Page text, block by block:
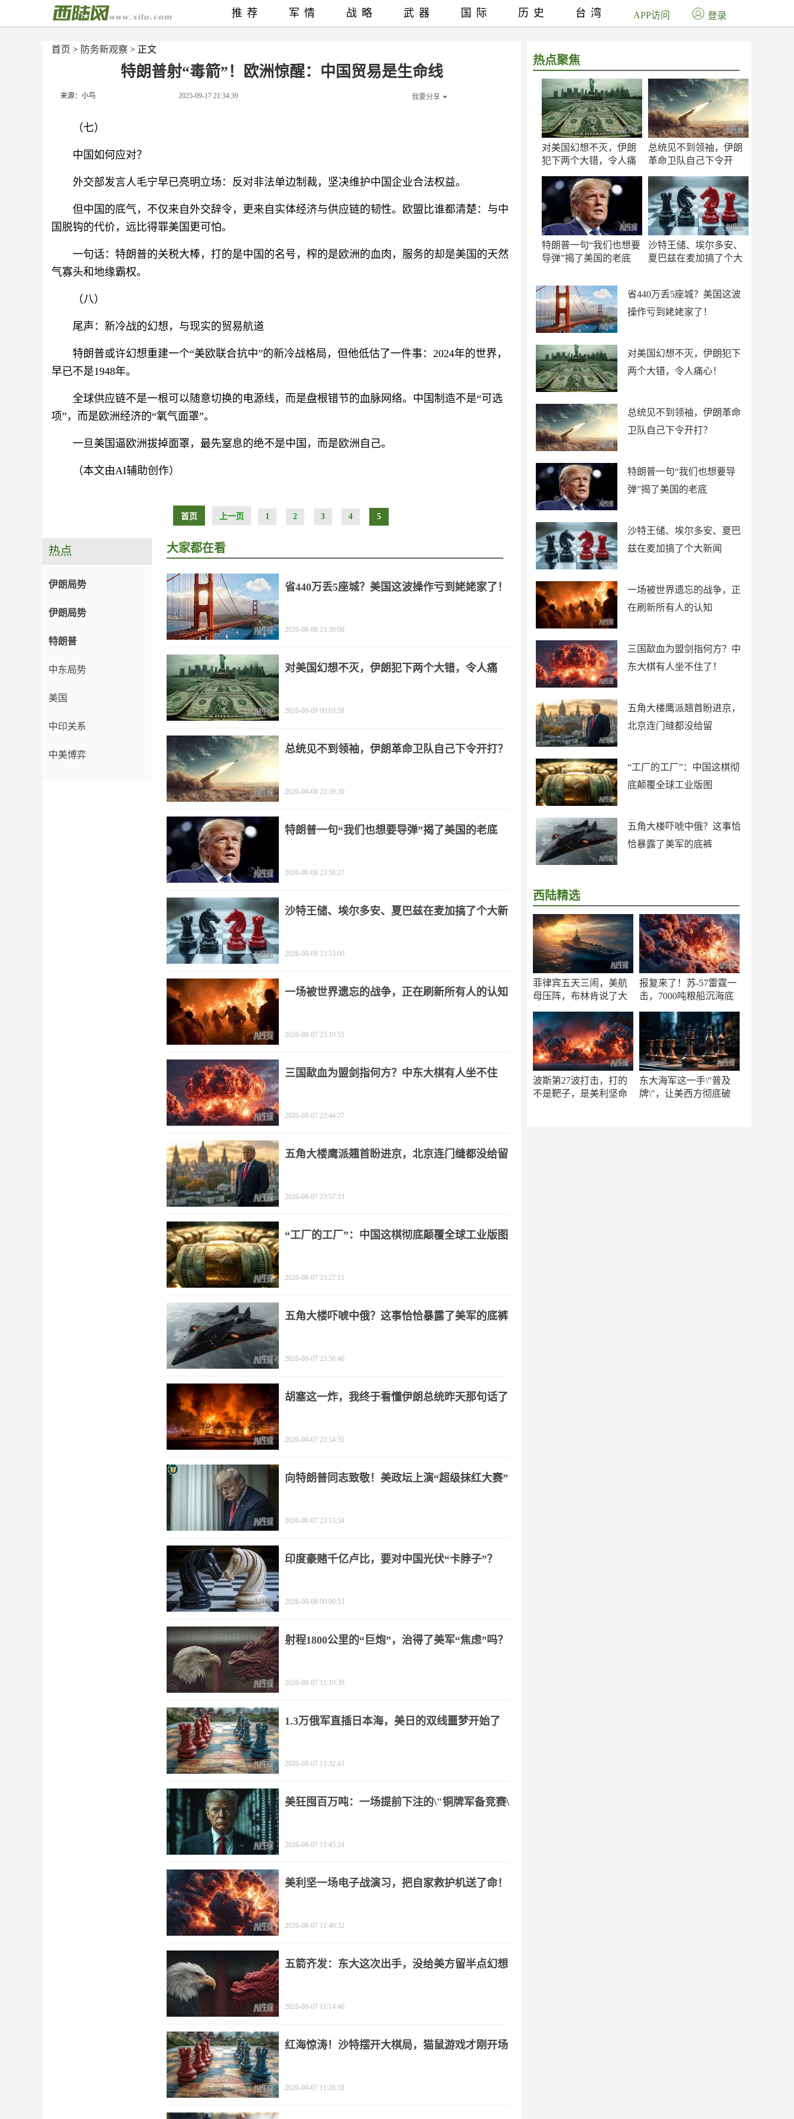
首页 > 防务新观察 > 正文
特朗普射“毒箭”！欧洲惊醒：中国贸易是生命线
来源：小鸟 2025-09-17 21:34:39 我要分享
（七）
中国如何应对？
外交部发言人毛宁早已亮明立场：反对非法单边制裁，坚决维护中国企业合法权益。
但中国的底气，不仅来自外交辞令，更来自实体经济与供应链的韧性。欧盟比谁都清楚：与中
国脱钩的代价，远比得罪美国更可怕。
一句话：特朗普的关税大棒，打的是中国的名号，榨的是欧洲的血肉，服务的却是美国的天然
气寡头和地缘霸权。
（八）
尾声：新冷战的幻想，与现实的贸易航道
特朗普或许幻想重建一个“美欧联合抗中”的新冷战格局，但他低估了一件事：2024年的世界，
早已不是1948年。
全球供应链不是一根可以随意切换的电源线，而是盘根错节的血脉网络。中国制造不是“可选
项”，而是欧洲经济的“氧气面罩”。
一旦美国逼欧洲拔掉面罩，最先窒息的绝不是中国，而是欧洲自己。
（本文由AI辅助创作）
首页 上一页 1 2 3 4 5
热点聚焦
对美国幻想不灭，伊朗
犯下两个大错，令人痛
总统见不到领袖，伊朗
革命卫队自己下令开
特朗普一句“我们也想要
导弹”揭了美国的老底
沙特王储、埃尔多安、
夏巴兹在麦加搞了个大
省440万丢5座城？美国这波
操作亏到姥姥家了！
对美国幻想不灭，伊朗犯下
两个大错，令人痛心！
总统见不到领袖，伊朗革命
卫队自己下令开打？
特朗普一句“我们也想要导
弹”揭了美国的老底
沙特王储、埃尔多安、夏巴
兹在麦加搞了个大新闻
一场被世界遗忘的战争，正
在刷新所有人的认知
三国歃血为盟剑指何方？中
东大棋有人坐不住了！
五角大楼鹰派翘首盼进京，
北京连门缝都没给留
“工厂的工厂”：中国这棋彻
底颠覆全球工业版图
五角大楼吓唬中俄？这事恰
恰暴露了美军的底裤
西陆精选
菲律宾五天三闹，美航
母压阵，布林肯说了大
报复来了！苏-57雷霆一
击，7000吨粮船沉海底
波斯第27波打击，打的
不是靶子，是美利坚命
东大海军这一手\"普及
牌\"，让美西方彻底破
推荐 军情 战略 武器 国际 历史 台湾 APP访问 登录
热点
伊朗局势
伊朗局势
特朗普
中东局势
美国
中印关系
中美博弈
大家都在看
省440万丢5座城？美国这波操作亏到姥姥家了！
2026-08-08 23:30:00
对美国幻想不灭，伊朗犯下两个大错，令人痛
2026-08-09 00:03:58
总统见不到领袖，伊朗革命卫队自己下令开打？
2026-08-08 23:59:30
特朗普一句“我们也想要导弹”揭了美国的老底
2026-08-08 23:56:27
沙特王储、埃尔多安、夏巴兹在麦加搞了个大新
2026-08-08 23:53:00
一场被世界遗忘的战争，正在刷新所有人的认知
2026-08-07 23:19:55
三国歃血为盟剑指何方？中东大棋有人坐不住
2026-08-07 23:44:27
五角大楼鹰派翘首盼进京，北京连门缝都没给留
2026-08-07 23:57:53
“工厂的工厂”：中国这棋彻底颠覆全球工业版图
2026-08-07 23:27:11
五角大楼吓唬中俄？这事恰恰暴露了美军的底裤
2026-08-07 23:50:46
胡塞这一炸，我终于看懂伊朗总统昨天那句话了
2026-08-07 23:54:35
向特朗普同志致敬！美政坛上演“超级抹红大赛”
2026-08-07 23:13:54
印度豪赌千亿卢比，要对中国光伏“卡脖子”？
2026-08-08 00:00:53
射程1800公里的“巨炮”，治得了美军“焦虑”吗？
2026-08-07 11:19:39
1.3万俄军直插日本海，美日的双线噩梦开始了
2026-08-07 11:32:43
美狂囤百万吨：一场提前下注的\"铜牌军备竞赛\"
2026-08-07 11:45:24
美利坚一场电子战演习，把自家救护机送了命！
2026-08-07 11:40:32
五箭齐发：东大这次出手，没给美方留半点幻想
2026-08-07 11:14:46
红海惊涛！沙特摆开大棋局，猫鼠游戏才刚开场
2026-08-07 11:28:18